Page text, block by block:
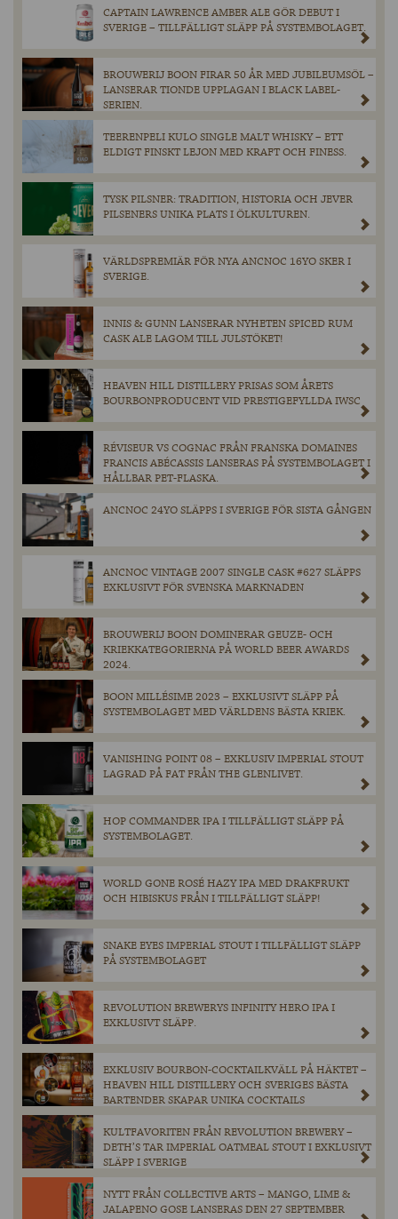
CAPTAIN LAWRENCE AMBER ALE GÖR DEBUT I
SVERIGE – TILLFÄLLIGT SLÄPP PÅ SYSTEMBOLAGET.
BROUWERIJ BOON FIRAR 50 ÅR MED JUBILEUMSÖL –
LANSERAR TIONDE UPPLAGAN I BLACK LABEL-
SERIEN.
TEERENPELI KULO SINGLE MALT WHISKY – ETT
ELDIGT FINSKT LEJON MED KRAFT OCH FINESS.
TYSK PILSNER: TRADITION, HISTORIA OCH JEVER
PILSENERS UNIKA PLATS I ÖLKULTUREN.
VÄRLDSPREMIÄR FÖR NYA ANCNOC 16YO SKER I
SVERIGE.
INNIS & GUNN LANSERAR NYHETEN SPICED RUM
CASK ALE LAGOM TILL JULSTÖKET!
HEAVEN HILL DISTILLERY PRISAS SOM ÅRETS
BOURBONPRODUCENT VID PRESTIGEFYLLDA IWSC
RÉVISEUR VS COGNAC FRÅN FRANSKA DOMAINES
FRANCIS ABÉCASSIS LANSERAS PÅ SYSTEMBOLAGET I
HÅLLBAR PET-FLASKA.
ANCNOC 24YO SLÄPPS I SVERIGE FÖR SISTA GÅNGEN
ANCNOC VINTAGE 2007 SINGLE CASK #627 SLÄPPS
EXKLUSIVT FÖR SVENSKA MARKNADEN
BROUWERIJ BOON DOMINERAR GEUZE- OCH
KRIEKKATEGORIERNA PÅ WORLD BEER AWARDS
2024.
BOON MILLÉSIME 2023 – EXKLUSIVT SLÄPP PÅ
SYSTEMBOLAGET MED VÄRLDENS BÄSTA KRIEK.
VANISHING POINT 08 – EXKLUSIV IMPERIAL STOUT
LAGRAD PÅ FAT FRÅN THE GLENLIVET.
HOP COMMANDER IPA I TILLFÄLLIGT SLÄPP PÅ
SYSTEMBOLAGET.
WORLD GONE ROSÉ HAZY IPA MED DRAKFRUKT
OCH HIBISKUS FRÅN I TILLFÄLLIGT SLÄPP!
SNAKE EYES IMPERIAL STOUT I TILLFÄLLIGT SLÄPP
PÅ SYSTEMBOLAGET
REVOLUTION BREWERYS INFINITY HERO IPA I
EXKLUSIVT SLÄPP.
EXKLUSIV BOURBON-COCKTAILKVÄLL PÅ HÄKTET –
HEAVEN HILL DISTILLERY OCH SVERIGES BÄSTA
BARTENDER SKAPAR UNIKA COCKTAILS
KULTFAVORITEN FRÅN REVOLUTION BREWERY –
DETH’S TAR IMPERIAL OATMEAL STOUT I EXKLUSIVT
SLÄPP I SVERIGE
NYTT FRÅN COLLECTIVE ARTS – MANGO, LIME &
JALAPENO GOSE LANSERAS DEN 27 SEPTEMBER